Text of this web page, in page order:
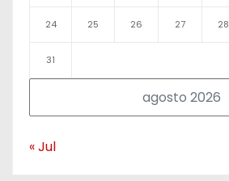
agosto 2026
24 25 26 27 28
31
« Jul